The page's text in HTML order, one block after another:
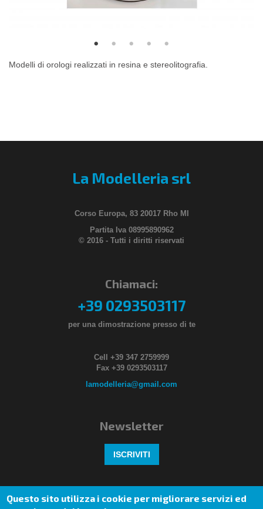
Modelli di orologi realizzati in resina e stereolitografia.
La Modelleria srl
Corso Europa, 83 20017 Rho MI
Partita Iva 08995890962
© 2016 - Tutti i diritti riservati
Chiamaci:
+39 0293503117
per una dimostrazione presso di te
Cell +39 347 2759999
Fax +39 0293503117
lamodelleria@gmail.com
Newsletter
ISCRIVITI
Seguici anche su
Questo sito utilizza i cookie per migliorare servizi ed